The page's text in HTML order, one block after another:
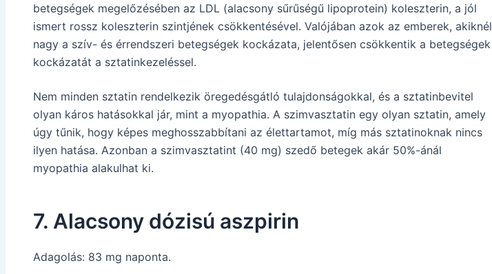
betegségek megelőzésében az LDL (alacsony sűrűségű lipoprotein) koleszterin, a jól
ismert rossz koleszterin szintjének csökkentésével. Valójában azok az emberek, akiknél
nagy a szív- és érrendszeri betegségek kockázata, jelentősen csökkentik a betegségek
kockázatát a sztatinkezeléssel.
Nem minden sztatin rendelkezik öregedésgátló tulajdonságokkal, és a sztatinbevitel
olyan káros hatásokkal jár, mint a myopathia. A szimvasztatin egy olyan sztatin, amely
úgy tűnik, hogy képes meghosszabbítani az élettartamot, míg más sztatinoknak nincs
ilyen hatása. Azonban a szimvasztatint (40 mg) szedő betegek akár 50%-ánál
myopathia alakulhat ki.
7. Alacsony dózisú aszpirin
Adagolás: 83 mg naponta.